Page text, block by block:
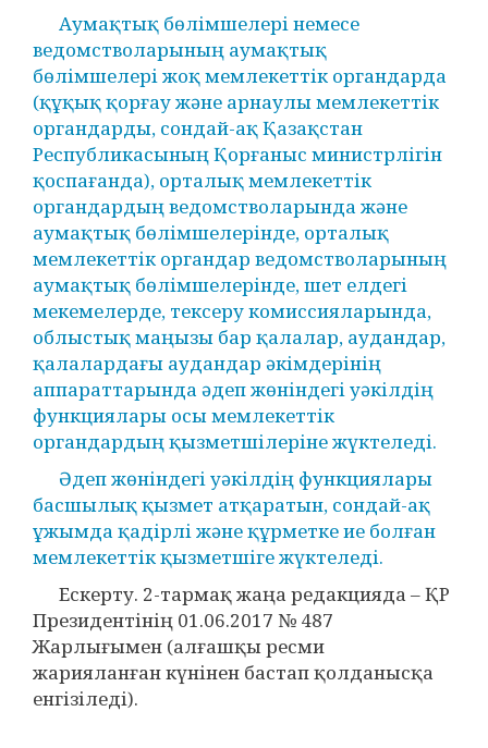
Аумақтық бөлімшелері немесе
ведомстволарының аумақтық
бөлімшелері жоқ мемлекеттік органдарда
(құқық қорғау және арнаулы мемлекеттік
органдарды, сондай-ақ Қазақстан
Республикасының Қорғаныс министрлігін
қоспағанда), орталық мемлекеттік
органдардың ведомстволарында және
аумақтық бөлімшелерінде, орталық
мемлекеттік органдар ведомстволарының
аумақтық бөлімшелерінде, шет елдегі
мекемелерде, тексеру комиссияларында,
облыстық маңызы бар қалалар, аудандар,
қалалардағы аудандар әкімдерінің
аппараттарында әдеп жөніндегі уәкілдің
функциялары осы мемлекеттік
органдардың қызметшілеріне жүктеледі.
Әдеп жөніндегі уәкілдің функциялары
басшылық қызмет атқаратын, сондай-ақ
ұжымда қадірлі және құрметке ие болған
мемлекеттік қызметшіге жүктеледі.
Ескерту. 2-тармақ жаңа редакцияда – ҚР
Президентінің 01.06.2017 № 487
Жарлығымен (алғашқы ресми
жарияланған күнінен бастап қолданысқа
енгізіледі).